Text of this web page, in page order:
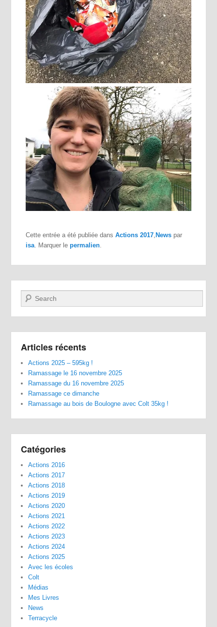
Cette entrée a été publiée dansActions 2017 News par
isa . Marquer lepermalien
Recherche
Articles récents
Actions 2025 – 595kg !
Ramassage le 16 novembre 2025
Ramassage du 16 novembre 2025
Ramassage ce dimanche
Ramassage au bois de Boulogne avec Colt 35kg !
Catégories
Actions 2016
Actions 2017
Actions 2018
Actions 2019
Actions 2020
Actions 2021
Actions 2022
Actions 2023
Actions 2024
Actions 2025
Avec les écoles
Colt
Médias
Mes Livres
News
Terracycle